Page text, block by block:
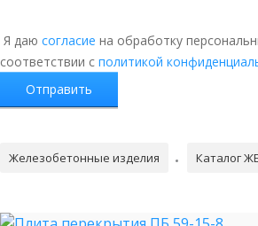
Я даю согласие на обработку
соответствии с политикой
Железобетонные изделия Каталог